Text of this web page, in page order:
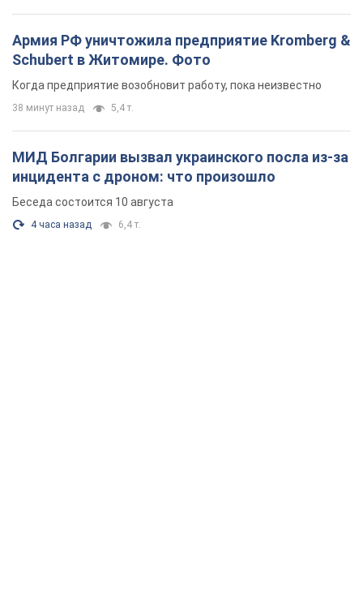
Армия РФ уничтожила предприятие Kromberg &
Schubert в Житомире. Фото
Когда предприятие возобновит работу, пока неизвестно
38 минут назад 5,4 т.
МИД Болгарии вызвал украинского посла из-за
инцидента с дроном: что произошло
Беседа состоится 10 августа
4 часа назад 6,4 т.